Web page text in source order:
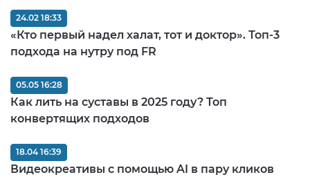
«Кто первый надел халат, тот и доктор». Топ-3
подхода на нутру под FR
24.02 18:33
Как лить на суставы в 2025 году? Топ
конвертящих подходов
05.05 16:28
Видеокреативы с помощью AI в пару кликов
18.04 16:39